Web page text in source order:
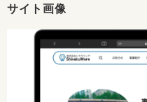
サイト画像